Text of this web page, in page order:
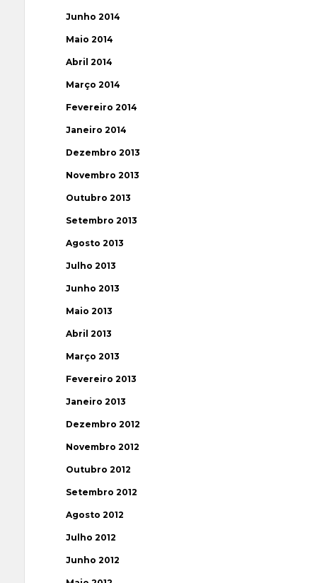
Junho 2014
Maio 2014
Abril 2014
Março 2014
Fevereiro 2014
Janeiro 2014
Dezembro 2013
Novembro 2013
Outubro 2013
Setembro 2013
Agosto 2013
Julho 2013
Junho 2013
Maio 2013
Abril 2013
Março 2013
Fevereiro 2013
Janeiro 2013
Dezembro 2012
Novembro 2012
Outubro 2012
Setembro 2012
Agosto 2012
Julho 2012
Junho 2012